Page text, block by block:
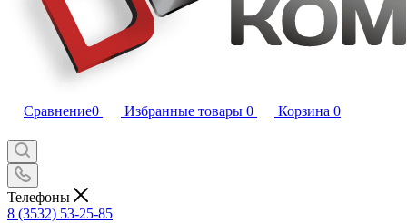
Сравнение0 Избранные товары 0 Корзина 0
Телефоны
8 (3532) 53-25-85